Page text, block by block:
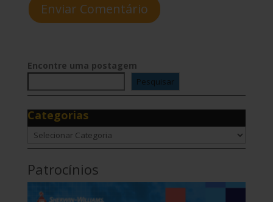
Enviar Comentário
Encontre uma postagem
Pesquisar
Categorias
Categorias
Patrocínios